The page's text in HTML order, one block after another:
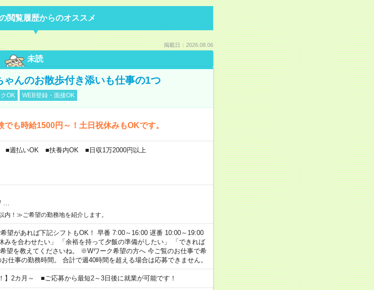
閲覧履歴からのオススメ
掲載日：2026.08.06
未読
ゃんのお散歩付き添いも仕事の1つ
OK WEB登録・面接OK
も時給1500円～！土日祝休みもOKです。
■週払いOK ■扶養内OK ■日収1万2000円以上
！≫ご希望の勤務地を紹介します。
望があれば下記シフトもOK！ 早番 7:00～16:00 遅番 10:00～19:00
みを合わせたい」 「余裕を持って夕飯の準備がしたい」 「できれば
望を教えてくださいね。 ※Wワーク希望の方へ 今ご覧のお仕事で希
仕事の勤務時間。 合計で週40時間を超える場合は応募できません。
】2カ月～ ■ご応募から最短2～3日後に就業が可能です！